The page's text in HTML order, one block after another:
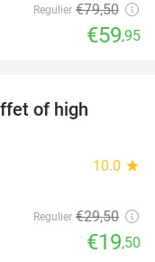
Regulier €79,50
€59,95
of high
10.0 star
Regulier €29,50
€19,50